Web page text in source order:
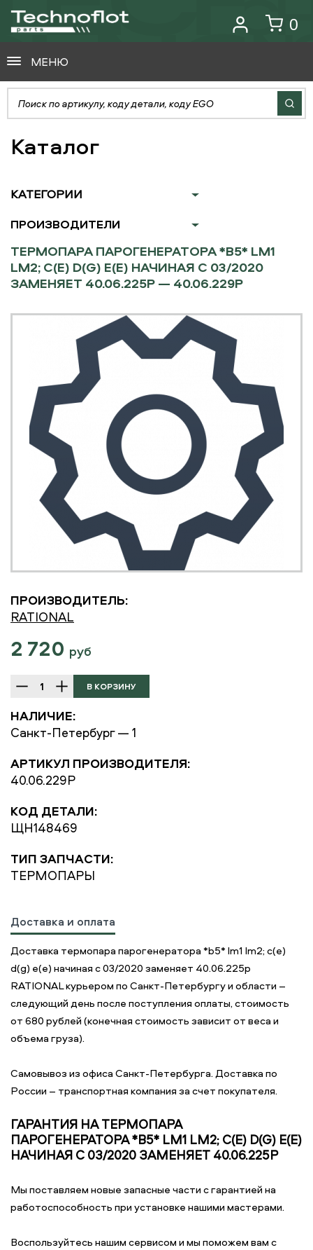
0
МЕНЮ
Каталог
КАТЕГОРИИ
ПРОИЗВОДИТЕЛИ
ТЕРМОПАРА ПАРОГЕНЕРАТОРА *B5* LM1
LM2; C(E) D(G) E(E) НАЧИНАЯ С 03/2020
ЗАМЕНЯЕТ 40.06.225P — 40.06.229P
ПРОИЗВОДИТЕЛЬ:
RATIONAL
2 720 руб
НАЛИЧИЕ:
Санкт-Петербург — 1
АРТИКУЛ ПРОИЗВОДИТЕЛЯ:
40.06.229P
КОД ДЕТАЛИ:
ЩН148469
ТИП ЗАПЧАСТИ:
ТЕРМОПАРЫ
Доставка и оплата
Доставка термопара парогенератора *b5* lm1 lm2; c(e)
d(g) e(e) начиная с 03/2020 заменяет 40.06.225p
RATIONAL курьером по Санкт-Петербургу и области –
следующий день после поступления оплаты, стоимость
от 680 рублей (конечная стоимость зависит от веса и
объема груза).
Самовывоз из офиса Санкт-Петербурга. Доставка по
России – транспортная компания за счет покупателя.
ГАРАНТИЯ НА ТЕРМОПАРА
ПАРОГЕНЕРАТОРА *B5* LM1 LM2; C(E) D(G) E(E)
НАЧИНАЯ С 03/2020 ЗАМЕНЯЕТ 40.06.225P
Мы поставляем новые запасные части с гарантией на
работоспособность при установке нашими мастерами.
Воспользуйтесь нашим сервисом и мы поможем вам с